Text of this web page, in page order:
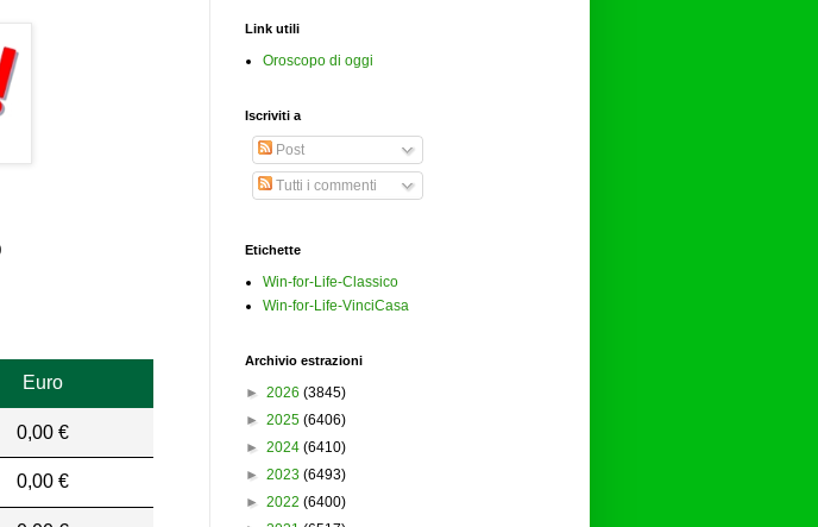
Euro
0,00 €
0,00 €
Link utili
Oroscopo di oggi
Iscriviti a
Post
Tutti i commenti
Etichette
Win-for-Life-Classico
Win-for-Life-VinciCasa
Archivio estrazioni
► 2026 (3845)
► 2025 (6406)
► 2024 (6410)
► 2023 (6493)
► 2022 (6400)